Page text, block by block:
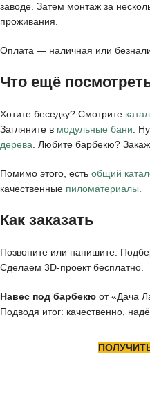
заводе. Затем монтаж за
проживания.
Оплата — наличная или
Что ещё
Хотите беседку? Смотрите
Загляните в модульные бани .
дерева . Любите барбекю?
Помимо этого, есть общий
качественные пиломатериалы
Как заказать
Позвоните или напишите.
Сделаем 3D-проект бесплатно.
Навес под барбекю от «Дача
Подводя итог: качественно,